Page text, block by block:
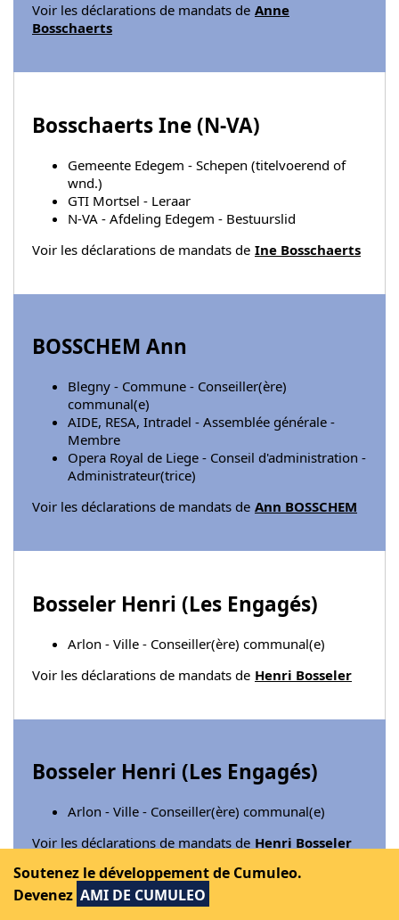
Voir les déclarations de mandats de Anne
Bosschaerts
Bosschaerts Ine (N-VA)
Gemeente Edegem - Schepen (titelvoerend of
wnd.)
GTI Mortsel - Leraar
N-VA - Afdeling Edegem - Bestuurslid
Voir les déclarations de mandats de Ine Bosschaerts
BOSSCHEM Ann
Blegny - Commune - Conseiller(ère)
communal(e)
AIDE, RESA, Intradel - Assemblée générale -
Membre
Opera Royal de Liege - Conseil d'administration -
Administrateur(trice)
Voir les déclarations de mandats de Ann BOSSCHEM
Bosseler Henri (Les Engagés)
Arlon - Ville - Conseiller(ère) communal(e)
Voir les déclarations de mandats de Henri Bosseler
Bosseler Henri (Les Engagés)
Arlon - Ville - Conseiller(ère) communal(e)
Voir les déclarations de mandats de Henri Bosseler
Soutenez le développement de Cumuleo.
Devenez AMI DE CUMULEO